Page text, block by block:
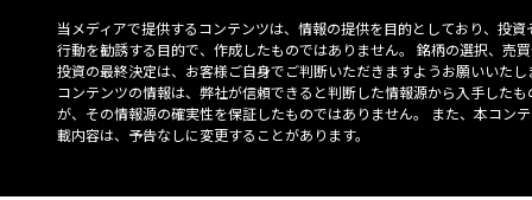
当メディアで提供するコンテンツは、情報の提供を目的としており、投資
行動を勧誘する目的で、作成したものではありません。 銘柄の選択、売
投資の最終決定は、お客様ご自身でご判断いただきますようお願いいたし
コンテンツの情報は、弊社が信頼できると判断した情報源から入手したも
が、その情報源の確実性を保証したものではありません。 また、本コン
載内容は、予告なしに変更することがあります。